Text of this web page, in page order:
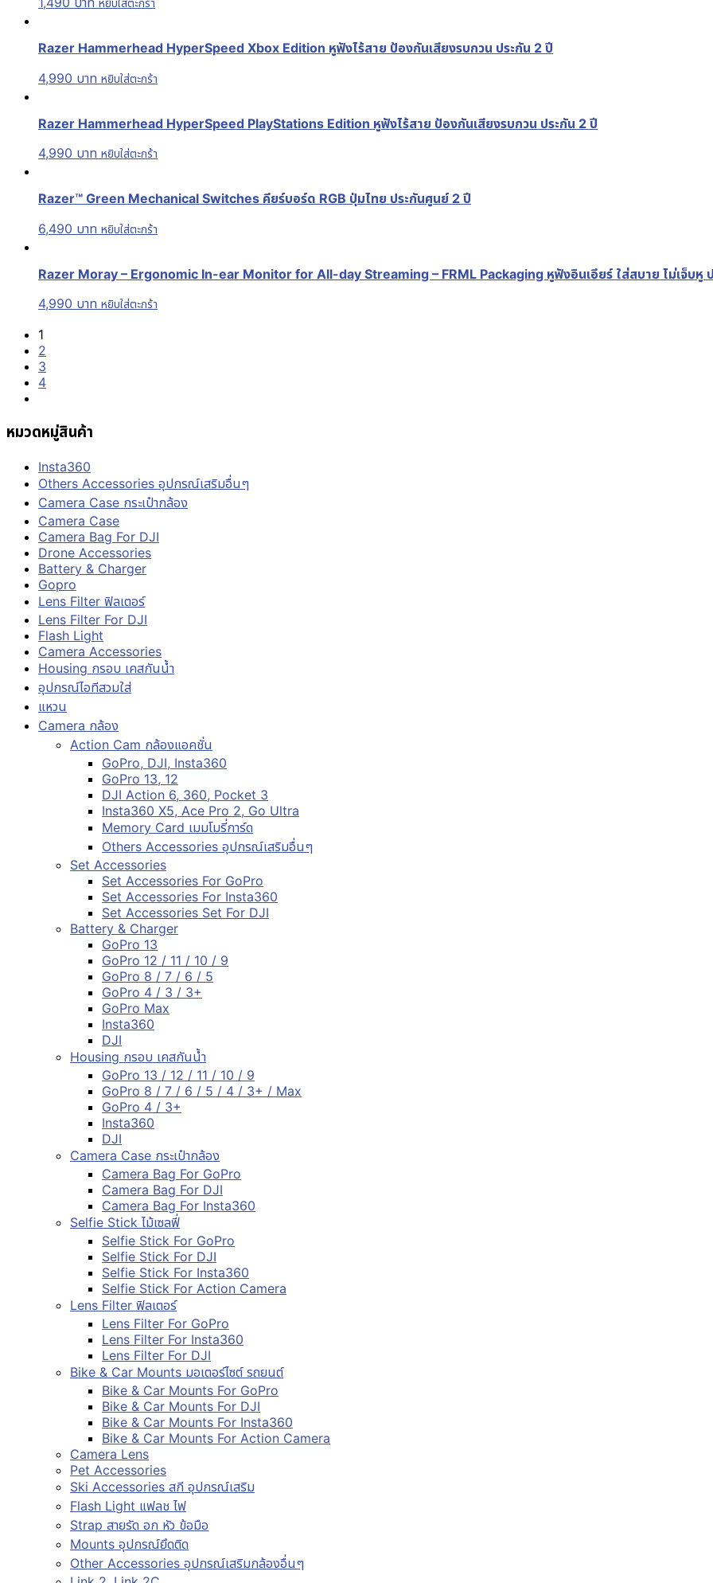
หยิบใส่ตะกร้า
Razer Hammerhead HyperSpeed Xbox Edition หูฟังไร้สาย ป้องกันเสียงรบกวน ประกัน 2 ปี
4,990 บาท หยิบใส่ตะกร้า
Razer Hammerhead HyperSpeed PlayStations Edition หูฟังไร้สาย ป้องกันเสียงรบกวน ประกัน 2 ปี
4,990 บาท หยิบใส่ตะกร้า
Razer™ Green Mechanical Switches คียร์บอร์ด RGB ปุ่มไทย ประกันศูนย์ 2 ปี
6,490 บาท หยิบใส่ตะกร้า
Razer Moray – Ergonomic In-ear Monitor for All-day Streaming – FRML Packaging หูฟังอินเอียร์ ใส่สบาย ไม่เจ็บหู
4,990 บาท หยิบใส่ตะกร้า
1
2
3
4
หมวดหมู่สินค้า
Insta360
Others Accessories อุปกรณ์เสริมอื่นๆ
Camera Case กระเป๋ากล้อง
Camera Case
Camera Bag For DJI
Drone Accessories
Battery & Charger
Gopro
Lens Filter ฟิลเตอร์
Lens Filter For DJI
Flash Light
Camera Accessories
Housing กรอบ เคสกันน้ำ
อุปกรณ์ไอทีสวมใส่
แหวน
Camera กล้อง
Action Cam กล้องแอคชั่น
GoPro, DJI, Insta360
GoPro 13, 12
DJI Action 6, 360, Pocket 3
Insta360 X5, Ace Pro 2, Go Ultra
Memory Card เมมโมรี่การ์ด
Others Accessories อุปกรณ์เสริมอื่นๆ
Set Accessories
Set Accessories For GoPro
Set Accessories For Insta360
Set Accessories Set For DJI
Battery & Charger
GoPro 13
GoPro 12 / 11 / 10 / 9
GoPro 8 / 7 / 6 / 5
GoPro 4 / 3 / 3+
GoPro Max
Insta360
DJI
Housing กรอบ เคสกันน้ำ
GoPro 13 / 12 / 11 / 10 / 9
GoPro 8 / 7 / 6 / 5 / 4 / 3+ / Max
GoPro 4 / 3+
Insta360
DJI
Camera Case กระเป๋ากล้อง
Camera Bag For GoPro
Camera Bag For DJI
Camera Bag For Insta360
Selfie Stick ไม้เซลฟี่
Selfie Stick For GoPro
Selfie Stick For DJI
Selfie Stick For Insta360
Selfie Stick For Action Camera
Lens Filter ฟิลเตอร์
Lens Filter For GoPro
Lens Filter For Insta360
Lens Filter For DJI
Bike & Car Mounts มอเตอร์ไซต์ รถยนต์
Bike & Car Mounts For GoPro
Bike & Car Mounts For DJI
Bike & Car Mounts For Insta360
Bike & Car Mounts For Action Camera
Camera Lens
Pet Accessories
Ski Accessories สกี อุปกรณ์เสริม
Flash Light แฟลช ไฟ
Strap สายรัด อก หัว ข้อมือ
Mounts อุปกรณ์ยึดติด
Other Accessories อุปกรณ์เสริมกล้องอื่นๆ